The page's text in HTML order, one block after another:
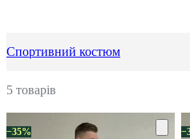
Спортивний костюм
5 товарів
−35%